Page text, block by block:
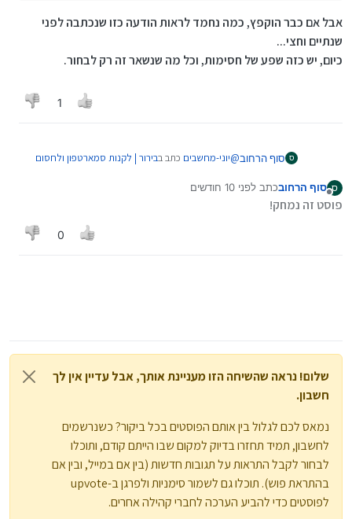
אבל אם כבר הוקפץ, כמה נחמד לראות הודעה כזו שנכתבה לפני
שנתיים וחצי...
כיום, יש כזה שפע של חסימות, וכל מה שנשאר זה רק לבחור.
1
ס סוף הרחוב@יוני-מחשבים כתב בבירור | לקנות סמארטפון ולחסום
אבל אם כבר הוקפץ, כמה נחמד לראות הודעה כזו
ס סוף הרחובכתב לפני 10 חודשים
נערך לאחרונה על ידי סוף הרחוב
פוסט זה נמחק!
0
שלום! נראה שהשיחה הזו מעניינת אותך, אבל עדיין אין לך
חשבון.
נמאס לכם לגלול בין אותם הפוסטים בכל ביקור? כשנרשמים
לחשבון, תמיד תחזרו בדיוק למקום שבו הייתם קודם, ותוכלו
לבחור לקבל התראות על תגובות חדשות (בין אם במייל, ובין אם
בהתראת פוש). תוכלו גם לשמור סימניות ולפרגן ב-upvote
לפוסטים כדי להביע הערכה לחברי קהילה אחרים.